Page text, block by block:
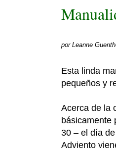
porLeanne
Esta linda
pequeños y
Acerca de la
básicamente
30 – el día
Adviento